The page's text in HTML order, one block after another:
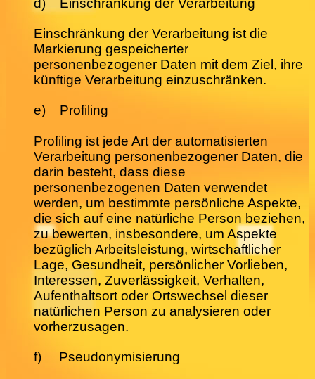
d) Einschränkung der Verarbeitung
Einschränkung der Verarbeitung ist die
Markierung gespeicherter
personenbezogener Daten mit dem Ziel, ihre
künftige Verarbeitung einzuschränken.
e) Profiling
Profiling ist jede Art der automatisierten
Verarbeitung personenbezogener Daten, die
darin besteht, dass diese
personenbezogenen Daten verwendet
werden, um bestimmte persönliche Aspekte,
die sich auf eine natürliche Person beziehen,
zu bewerten, insbesondere, um Aspekte
bezüglich Arbeitsleistung, wirtschaftlicher
Lage, Gesundheit, persönlicher Vorlieben,
Interessen, Zuverlässigkeit, Verhalten,
Aufenthaltsort oder Ortswechsel dieser
natürlichen Person zu analysieren oder
vorherzusagen.
f) Pseudonymisierung